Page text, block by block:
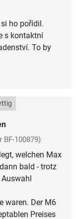
ho pořídil.
s kontaktní
To by
100879)
welchen Max
bald - trotz
waren. Der M6
Preises